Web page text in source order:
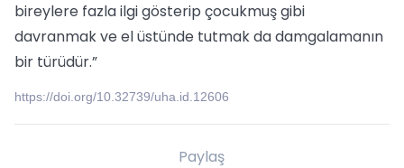
bireylere fazla ilgi gösterip çocukmuş gibi
davranmak ve el üstünde tutmak da damgalamanın
bir türüdür.”
https://doi.org/10.32739/uha.id.12606
Paylaş